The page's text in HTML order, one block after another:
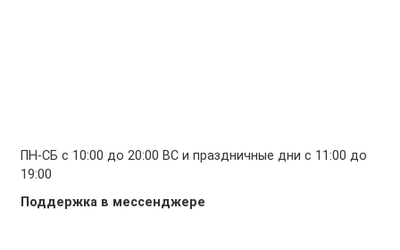
ПН-СБ с 10:00 до 20:00 ВС и праздничные дни с 11:00 до
19:00
Поддержка в мессенджере